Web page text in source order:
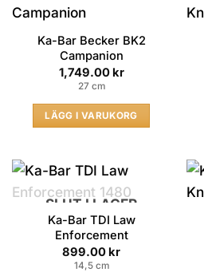
Ka-Bar Becker BK2
Campanion
1,749.00 kr
27 cm
LÄGG I VARUKORG
SLUT I LAGER
Ka-Bar TDI Law
Enforcement
899.00 kr
14,5 cm